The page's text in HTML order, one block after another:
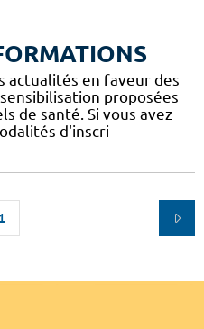
actualités en faveur des
proposées
de santé. Si vous avez
d'inscri
1